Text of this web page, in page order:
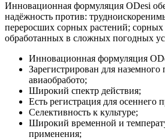
Инновационная формуляция ODesi
надёжность против:
переросших сорных растений; сорных
обработанных в сложных погодных
Инновационная формуляция
Зарегистрирован для
авиаобработо;
Широкий спектр действия;
Есть регистрация для осеннего
Селективность к культуре;
Широкий временной и
применения;